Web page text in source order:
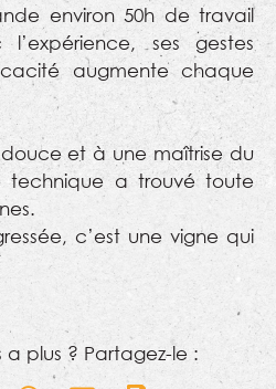
environ 50h de travail
ses gestes
augmente chaque
et à une maîtrise du
technique a trouvé toute
c’est une vigne qui
plus ? Partagez-le :